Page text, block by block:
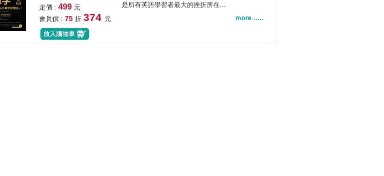
定價 : 499 元
會員價 : 75折 374 元
是所有英語學習者最大的挫折所在...
more .....